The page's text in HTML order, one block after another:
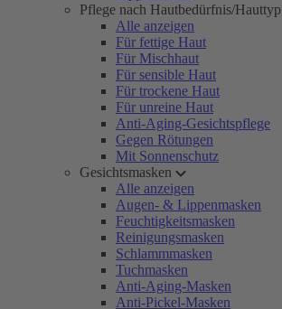
Pflege nach Hautbedürfnis/Hauttyp
Alle anzeigen
Für fettige Haut
Für Mischhaut
Für sensible Haut
Für trockene Haut
Für unreine Haut
Anti-Aging-Gesichtspflege
Gegen Rötungen
Mit Sonnenschutz
Gesichtsmasken
Alle anzeigen
Augen- & Lippenmasken
Feuchtigkeitsmasken
Reinigungsmasken
Schlammmasken
Tuchmasken
Anti-Aging-Masken
Anti-Pickel-Masken